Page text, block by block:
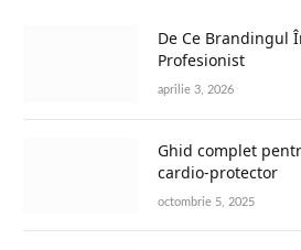
De Ce Brandingul
Profesionist
aprilie 3, 2026
Ghid complet
cardio-protector
octombrie 5, 2025